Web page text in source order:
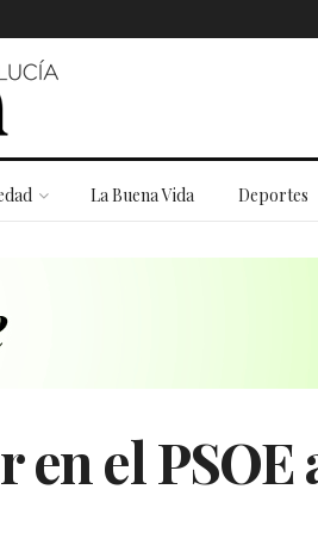
La Buena Vida Deportes
en el PSOE